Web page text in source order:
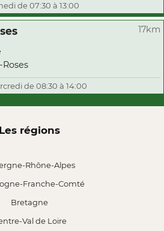
de 07:30 à 13:00
17km
de 08:30 à 14:00
Les régions
Rhône-Alpes
Franche-Comté
Bretagne
Val de Loire